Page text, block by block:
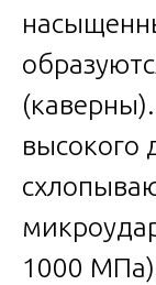
высокого
1000